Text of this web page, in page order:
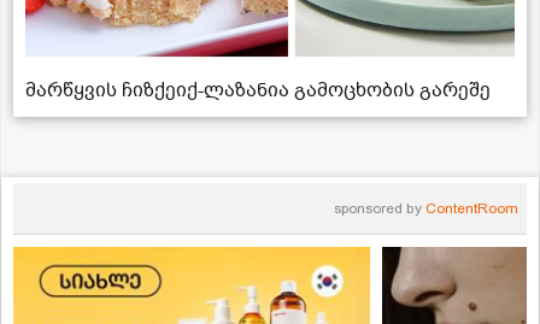
მარწყვის ჩიზქეიქ-ლაზანია გამოცხობის გარეშე
sponsored by ContentRoom